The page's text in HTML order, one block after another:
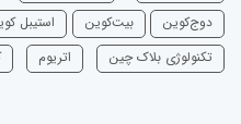
دوج‌کوین
بیت‌کوین استیبل
تکنولوژی بلاک چین
اتریوم